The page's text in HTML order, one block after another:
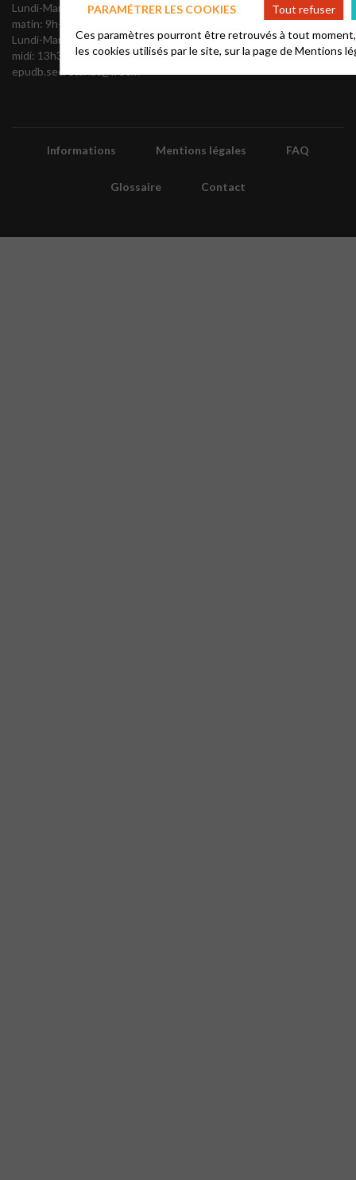
Lundi-Mardi-Jeudi-Vendredi
matin: 9h-12h
Lundi-Mardi-Jeudi après-
midi: 13h30-16h30
epudb.secretariat@free.fr
Informations Mentions légales FAQ
Glossaire Contact
PARAMÉTRER LES COOKIES
Tout refuser
Ces paramètres pourront être retrouvés à tout
les cookies utilisés par le site, sur la page deMentions